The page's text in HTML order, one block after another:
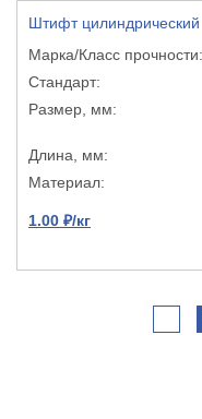
Штифт цилиндрический
1.00 ₽/кг